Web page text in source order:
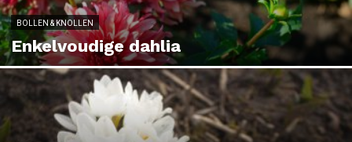
BOLLEN & KNOLLEN
Enkelvoudige dahlia